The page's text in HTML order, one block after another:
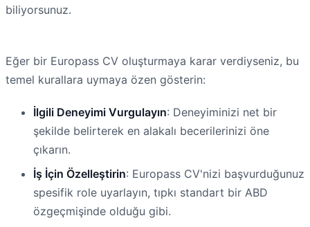
biliyorsunuz.
Eğer bir Europass CV oluşturmaya karar verdiyseniz, bu
temel kurallara uymaya özen gösterin:
İlgili Deneyimi Vurgulayın: Deneyiminizi net bir
şekilde belirterek en alakalı becerilerinizi öne
çıkarın.
İş İçin Özelleştirin: Europass CV'nizi başvurduğunuz
spesifik role uyarlayın, tıpkı standart bir ABD
özgeçmişinde olduğu gibi.